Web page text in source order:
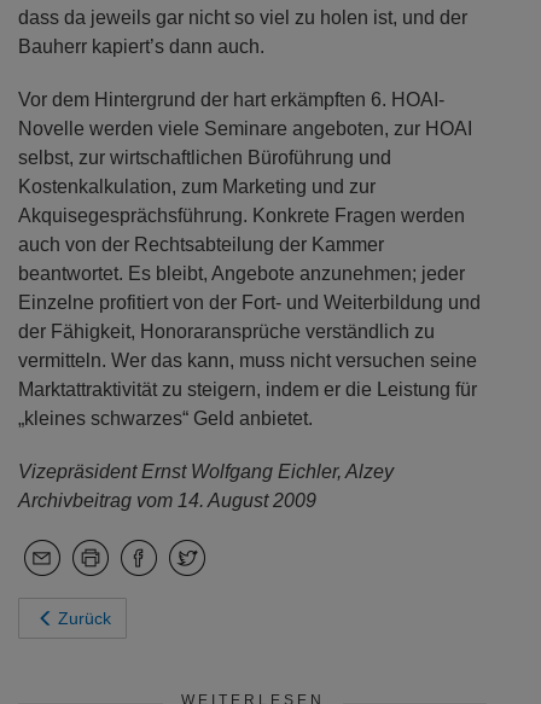
dass da jeweils gar nicht so viel zu holen ist, und der
Bauherr kapiert’s dann auch.
Vor dem Hintergrund der hart erkämpften 6. HOAI-
Novelle werden viele Seminare angeboten, zur HOAI
selbst, zur wirtschaftlichen Büroführung und
Kostenkalkulation, zum Marketing und zur
Akquisegesprächsführung. Konkrete Fragen werden
auch von der Rechtsabteilung der Kammer
beantwortet. Es bleibt, Angebote anzunehmen; jeder
Einzelne profitiert von der Fort- und Weiterbildung und
der Fähigkeit, Honoraransprüche verständlich zu
vermitteln. Wer das kann, muss nicht versuchen seine
Marktattraktivität zu steigern, indem er die Leistung für
„kleines schwarzes“ Geld anbietet.
Vizepräsident Ernst Wolfgang Eichler, Alzey
Archivbeitrag vom 14. August 2009
Zurück
WEITERLESEN